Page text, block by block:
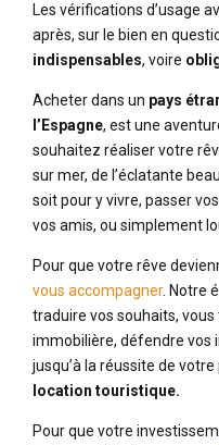
Les vérifications d’usage
après, sur le bien en
indispensables, voire
Acheter dans un pays
l’Espagne, est une
souhaitez réaliser votre
sur mer, de l’éclatante
soit pour y vivre, passer
vos amis, ou simplement
Pour que votre rêve
vous accompagner. Notre
traduire vos souhaits,
immobilière, défendre vos
jusqu’à la réussite de votre
location touristique.
Pour que votre